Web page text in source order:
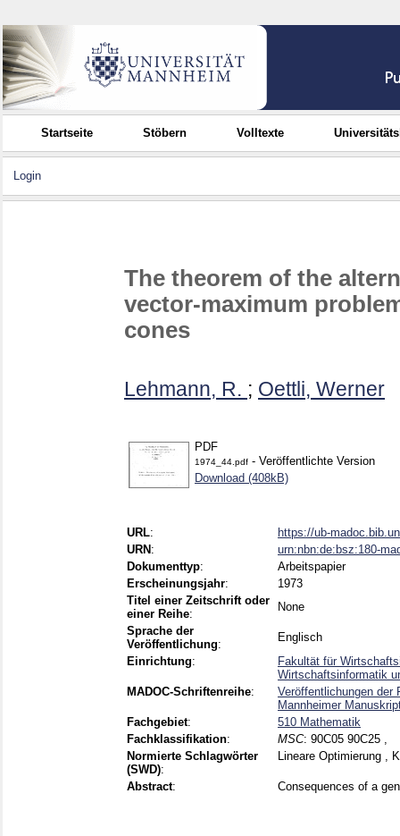
Startseite Stöbern Volltexte
Login
The theorem of the
vector-maximum
cones
Lehmann, R. ; Oettli, Werner
PDF
1974_44.pdf - Veröffentlichte Version
Download (408kB)
URL:
https://ub-
URN :
urn:nbn:de:bsz:180-
Dokumenttyp:
Arbeitspapier
Erscheinungsjahr:
1973
Titel einer Zeitschrift oder
einer Reihe:
None
Sprache der
Veröffentlichung:
Englisch
Einrichtung:
Fakultät für
Wirtschaftsinformatik
MADOC-Schriftenreihe:
Veröffentlichungen
Mannheimer
Fachgebiet:
510 Mathematik
Fachklassifikation: MSC: 90C05 90C25 ,
Normierte Schlagwörter
(SWD):
Lineare Optimierung ,
Abstract: Consequences of a